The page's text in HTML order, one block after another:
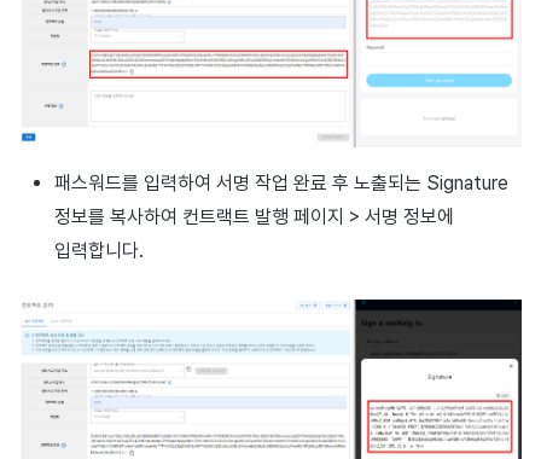
패스워드를 입력하여 서명 작업 완료 후 노출되는 Signature
정보를 복사하여 컨트랙트 발행 페이지 > 서명 정보에
입력합니다.